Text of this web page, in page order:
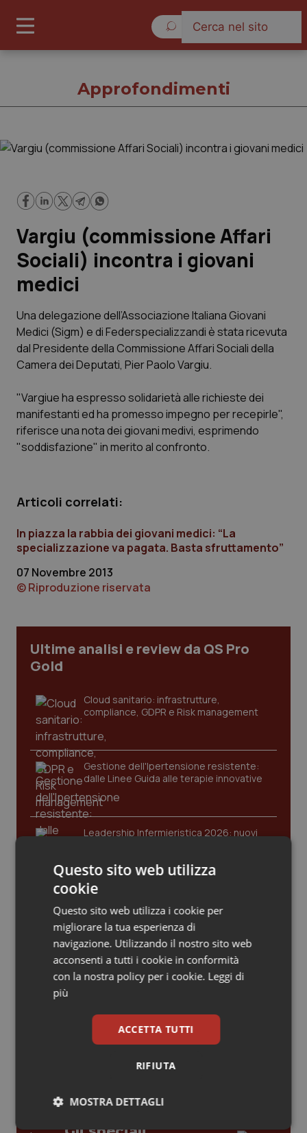
Cronache
Governo e Parlamento
Regioni e Asl
Scienza e Farmaci
Studi e Analisi
Lettere al direttore
Edizioni Regionali
Abruzzo
Basilicata
Calabria
Campania
Emilia-Romagna
Friuli Venezia Giulia
Lazio
Liguria
Lombardia
Marche
Molise
Piemonte
Provincia Autonoma di Bolzano
Provincia Autonoma di Trento
QS Pro Gold
Artrite & artrosi
Asma & BPCO
Car-T
Colesterolo & coronaropatie
Dermatite Atopica
Diabete & glucometri
Disturbi dell’umore
Dolore
Donna & Salute
Epatiti
HIV
Infezioni & Febbre
Ipertensione & Scompenso
Neuroscienze & patologie neurodegenerative
QS Club Newsletter
Approfondimenti
Vargiu (commissione Affari
Sociali) incontra i giovani
medici
Una delegazione dell’Associazione Italiana Giovani
Medici (Sigm) e di Federspecializzandi è stata ricevuta
dal Presidente della Commissione Affari Sociali della
Camera dei Deputati, Pier Paolo Vargiu.
"Vargiue ha espresso solidarietà alle richieste dei
manifestanti ed ha promesso impegno per recepirle",
riferisce una nota dei giovani medivi, esprimendo
"soddisfazione" in merito al confronto.
Articoli correlati:
In piazza la rabbia dei giovani medici: “La
specializzazione va pagata. Basta sfruttamento”
07 Novembre 2013
© Riproduzione riservata
Ultime analisi e review da QS Pro
Gold
Cloud sanitario: infrastrutture,
compliance, GDPR e Risk management
Gestione dell'Ipertensione resistente:
dalle Linee Guida alle terapie innovative
Leadership Infermieristica 2026: nuovi
clinici ad alte prestazioni
AI e telemedicina nello studio
odontoiatrico: applicazioni concrete e
Questo sito web utilizza
cookie
Questo sito web utilizza i cookie per
migliorare la tua esperienza di
navigazione. Utilizzando il nostro sito web
acconsenti a tutti i cookie in conformità
con la nostra policy per i cookie. Leggi di
più
ACCETTA TUTTI
RIFIUTA
MOSTRA DETTAGLI